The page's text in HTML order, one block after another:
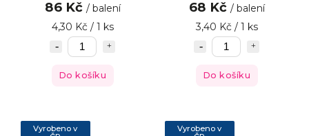
86 Kč / balení
4,30 Kč / 1 ks
Do košíku
68 Kč / balení
3,40 Kč / 1 ks
Do košíku
Vyrobeno v
Vyrobeno v